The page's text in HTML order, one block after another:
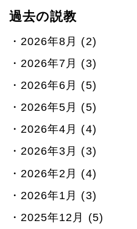
過去の説教
2026年8月 (2)
2026年7月 (3)
2026年6月 (5)
2026年5月 (5)
2026年4月 (4)
2026年3月 (3)
2026年2月 (4)
2026年1月 (3)
2025年12月 (5)